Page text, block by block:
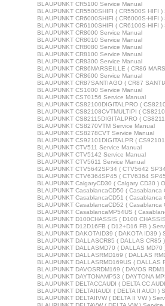
BLAUPUNKT CR5100 Service Manual
BLAUPUNKT CR5500SHIFI ( CR5500S HIFI )
BLAUPUNKT CR6000SHIFI ( CR6000S-HIFI )
BLAUPUNKT CR6100SHIFI ( CR6100S-HIFI )
BLAUPUNKT CR8000 Service Manual
BLAUPUNKT CR8010 Service Manual
BLAUPUNKT CR8080 Service Manual
BLAUPUNKT CR8100 Service Manual
BLAUPUNKT CR8300 Service Manual
BLAUPUNKT CR86MARSEILLE ( CR86
BLAUPUNKT CR8600 Service Manual
BLAUPUNKT CR87SANTIAGO ( CR87
BLAUPUNKT CS1000 Service Manual
BLAUPUNKT CS70156 Service Manual
BLAUPUNKT CS82100DIGITALPRO (
BLAUPUNKT CS82108CVTMULTIPI (
BLAUPUNKT CS82115DIGITALPRO (
BLAUPUNKT CS8270VTM Service Manual
BLAUPUNKT CS8278CVT Service Manual
BLAUPUNKT CS92101DIGITALPR (
BLAUPUNKT CTV511 Service Manual
BLAUPUNKT CTV5142 Service Manual
BLAUPUNKT CTV5611 Service Manual
BLAUPUNKT CTV5642SP34 ( CTV5642
BLAUPUNKT CTV6364SP45 ( CTV6364
BLAUPUNKT CalgaryCD30 ( Calgary CD30 )
BLAUPUNKT CasablancaCD50 ( Casablanca
BLAUPUNKT CasablancaCD51 ( Casablanca
BLAUPUNKT CasablancaCD52 ( Casablanca
BLAUPUNKT CasablancaMP54US (
BLAUPUNKT D100CHASSIS ( D100
BLAUPUNKT D12D16FB ( D12+D16 FB )
BLAUPUNKT DAKOTAID39 ( DAKOTA ID39 )
BLAUPUNKT DALLASCR85 ( DALLAS CR85
BLAUPUNKT DALLASMD70 ( DALLAS MD70
BLAUPUNKT DALLASRMD169 ( DALLAS
BLAUPUNKT DALLASRMD169US ( DALLAS
BLAUPUNKT DAVOSRDM169 ( DAVOS
BLAUPUNKT DAYTONAMP53 ( DAYTONA
BLAUPUNKT DELTACCAUDI ( DELTA CC
BLAUPUNKT DELTAIIAUDI ( DELTA II AUDI )
BLAUPUNKT DELTAIIVW ( DELTA II VW )